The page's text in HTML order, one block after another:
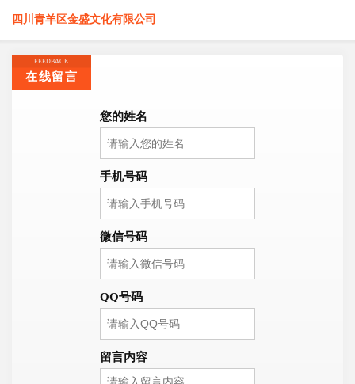
四川青羊区金盛文化有限公司
FEEDBACK
在线留言
您的姓名
手机号码
微信号码
QQ号码
留言内容